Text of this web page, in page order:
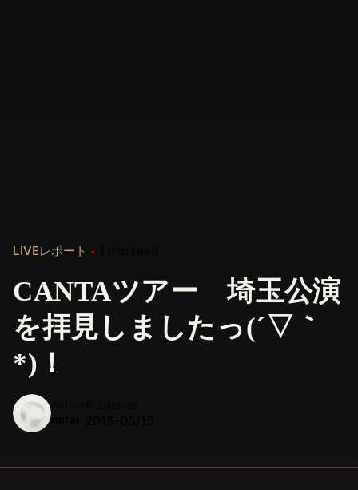
LIVEレポート
CANTAツアー 埼玉公演
を拝見しましたっ(´▽｀
*)！